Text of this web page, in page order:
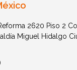
2620 Piso 2
Miguel Hidalgo